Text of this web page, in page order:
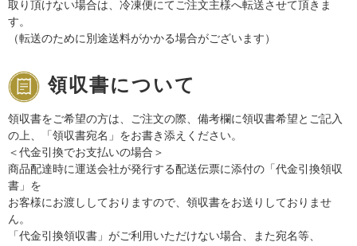
取り頂けない場合は、冷凍便にてご注文主様へ転送させて頂きま
す。
（転送のために別途送料がかかる場合がございます）
領収書について
領収書をご希望の方は、ご注文の際、備考欄に領収書希望とご記入
の上、「領収書宛名」をお書き添えください。
＜代金引換でお支払いの場合＞
商品配達時に運送会社が発行する配送伝票に添付の「代金引換領収
書」を
お客様にお渡ししておりますので、領収書をお送りしておりませ
ん。
「代金引換領収書」がご利用いただけない場合、また宛名等、